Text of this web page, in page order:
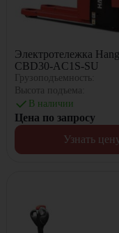
Электротележка
CBD30-AC1S-SU
Грузоподъемность:
Высота подъема:
В наличии
Цена по запросу
Узнать